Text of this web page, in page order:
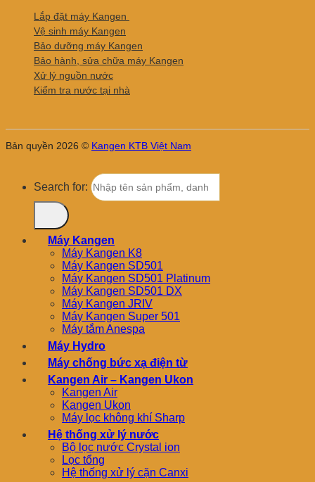
Lắp đặt máy Kangen
Vệ sinh máy Kangen
Bảo dưỡng máy Kangen
Bảo hành, sửa chữa máy Kangen
Xử lý nguồn nước
Kiểm tra nước tại nhà
Bản quyền 2026 © Kangen KTB Việt Nam
Search for:
Máy Kangen
Máy Kangen K8
Máy Kangen SD501
Máy Kangen SD501 Platinum
Máy Kangen SD501 DX
Máy Kangen JRIV
Máy Kangen Super 501
Máy tắm Anespa
Máy Hydro
Máy chống bức xạ điện từ
Kangen Air – Kangen Ukon
Kangen Air
Kangen Ukon
Máy lọc không khí Sharp
Hệ thống xử lý nước
Bộ lọc nước Crystal ion
Lọc tổng
Hệ thống xử lý cặn Canxi